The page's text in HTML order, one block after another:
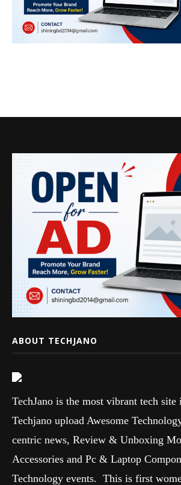
ABOUT TECHJANO
TechJano is the most vibrant tech site
Techjano upload Awesome
centric news, Review & Unboxing
Accessories and Pc & Laptop
Technology events. This is first